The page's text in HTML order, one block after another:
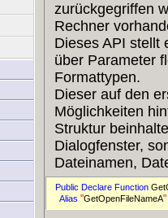
zurückgegriffen
Rechner
Dieses API stellt
über Parameter
Formattypen.
Dieser auf den
Möglichkeiten
Struktur
Dialogfenster,
Dateinamen,
Public Declare Function
Alias "GetOpenFileNameA"